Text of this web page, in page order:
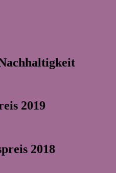
2019
2018